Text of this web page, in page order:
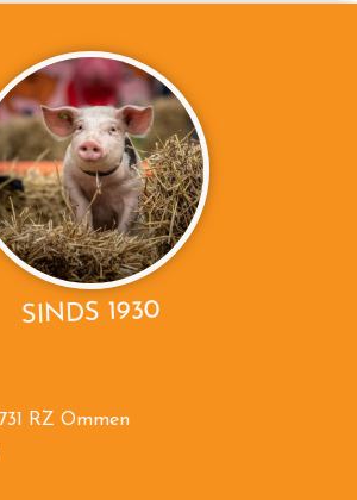
SINDS 1930
RZ Ommen